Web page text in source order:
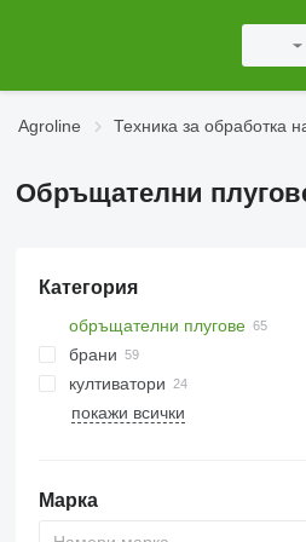
Agroline Техника за обработка
Обръщателни
Категория
обръщателни плугове
брани
дискови брани
ротационни брани
култиватори
пръстеновидни валяци
покажи всички
Марка